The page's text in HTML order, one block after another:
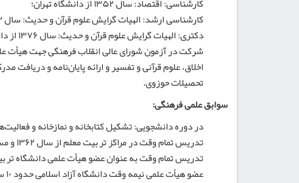
کارشناسی: اقتصاد: سال ۱۳۵۲ از دانشگاه تهران؛
کارشناسی ارشد: الهیات گرایش علوم قرآن و حدیث: سال ۱۳۷۳ از دانشگاه آزاد؛
دکتری: الهیات گرایش علوم قرآن و حدیث: سال ۱۳۷۶ از دانشگاه آزاد؛
اخلاق، علوم قرآنی و تفسیر و ارائه پایان‌نامه و دریافت
تحصیلات حوزوی.
سوابق علمی فرهنگی:
در دوره دانشجویی: تشکیل کتابخانه و نمازخانه و فعالیت‌های
تدریس تمام وقت در مراکز تربیت معلم از سال ۱۳۶۲ و مسؤولیت کتابخانه در مرکز تربیت معلم شهید باهنر؛
تدریس تمام وقت به عنوان عضو هیأت علمی دانشگاه تربیت
عضو هیأت علمی نیمه وقت دانشگاه آزاد اسلامی حدود ۱۰ سال؛